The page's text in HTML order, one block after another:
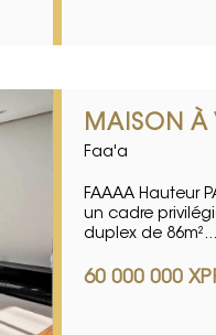
MAISON À
Faa'a
FAAAA Hauteur
un cadre
duplex de 86m²...
60 000 000